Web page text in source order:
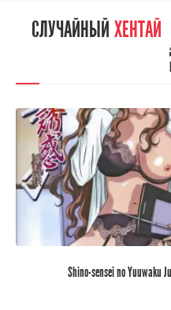
СЛУЧАЙНОЕ АНИМЕ
ВЫ НЕДАВНО
[/senpainoticeme]
САМЫЙ ПОПУЛЯРНЫЙ
СЛУЧАЙНЫЙ ХЕНТАЙ
Shino-sensei no Yuuwaku